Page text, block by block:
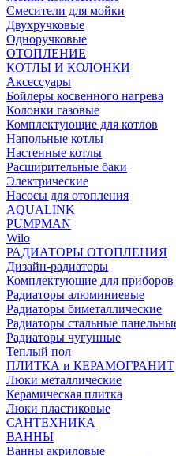
Смесители для мойки
Двухручковые
Одноручковые
ОТОПЛЕНИЕ
КОТЛЫ И КОЛОНКИ
Аксессуары
Бойлеры косвенного нагрева
Колонки газовые
Комплектующие для котлов
Напольные котлы
Настенные котлы
Расширительные баки
Электрические
Насосы для отопления
AQUALINK
PUMPMAN
Wilo
РАДИАТОРЫ ОТОПЛЕНИЯ
Дизайн-радиаторы
Комплектующие для приборов
Радиаторы алюминиевые
Радиаторы биметаллические
Радиаторы стальные
Радиаторы чугунные
Теплый пол
ПЛИТКА и КЕРАМОГРАНИТ
Люки металлические
Керамическая плитка
Люки пластиковые
САНТЕХНИКА
ВАННЫ
Ванны акриловые